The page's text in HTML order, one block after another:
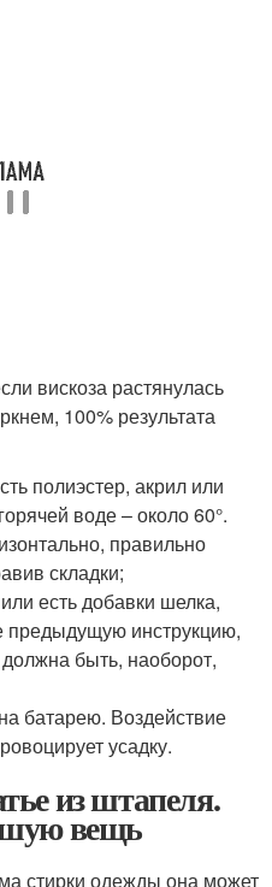
вискоза растянулась
100% результата
полиэстер, акрил или
воде – около 60°.
правильно
складки;
есть добавки шелка,
предыдущую инструкцию,
быть, наоборот,
батарею. Воздействие
усадку.
из штапеля.
вещь
стирки одежды она может